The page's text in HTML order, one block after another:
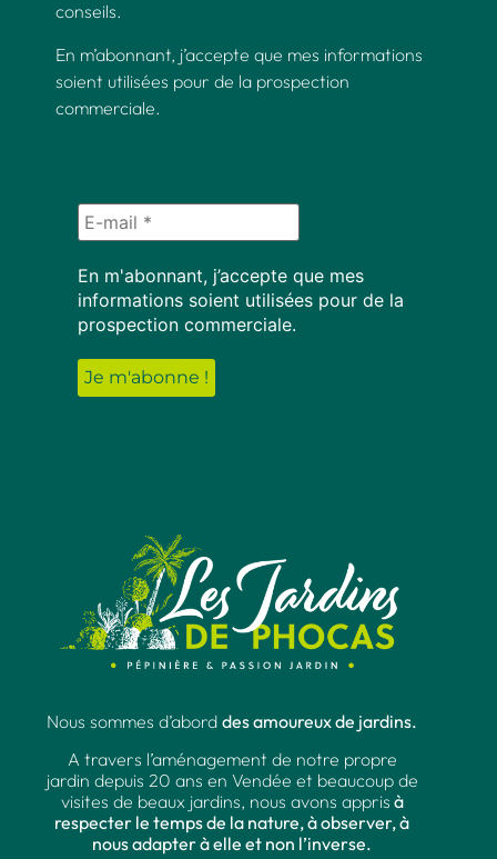
conseils.
En m’abonnant, j’accepte que mes informations
soient utilisées pour de la prospection
commerciale.
En m'abonnant, j’accepte que mes
informations soient utilisées pour de la
prospection commerciale.
Nous sommes d’abord des amoureux de jardins.
A travers l’aménagement de notre propre
jardin depuis 20 ans en Vendée et beaucoup de
visites de beaux jardins, nous avons appris à
respecter le temps de la nature, à observer, à
nous adapter à elle et non l’inverse.